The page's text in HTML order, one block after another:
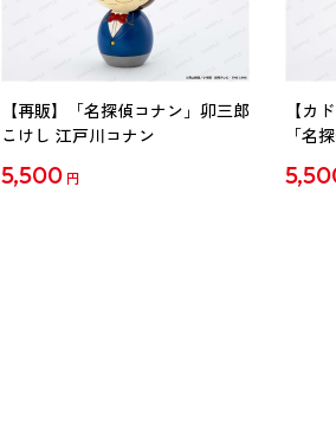
【再販】「名探偵コナン」卯三郎
こけし 江戸川コナン
5,500 円
【カ
「名